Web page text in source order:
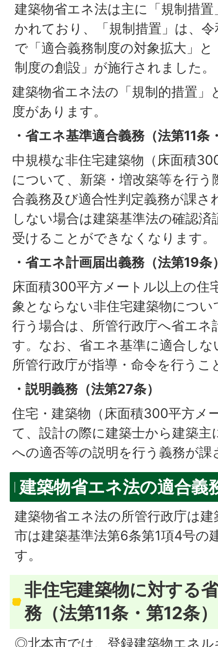
建築物省エネ法は主に「規制措
かれており、「規制措置」は、
で「適合義務制度の対象拡大」
制度の創設」が施行されました。
建築物省エネ法の「規制的措置
度があります。
・省エネ基準適合義務（法第11条
中規模な非住宅建築物（床面積
について、新築・増改築等を行
合義務及び適合性判定義務が課さ
しない場合は建築基準法の確認
受けることができなくなります。
・省エネ計画届出義務（法第19条
床面積300平方メートル以上の住
象とならない非住宅建築物につ
行う場合は、所管行政庁へ省エネ
す。なお、省エネ基準に適合し
所管行政庁が指導・命令を行うこ
・説明義務（法第27条）
住宅・建築物（床面積300平方メ
て、設計の際に建築士から建築
への適否等の説明を行う義務が課
建築物省エネ法の適合義
建築物省エネ法の所管行政庁は
市は建築基準法第6条第1項4号の
す。
非住宅建築物に対する
務（法第11条・第12条）
◎北本市では、登録建築物エネル